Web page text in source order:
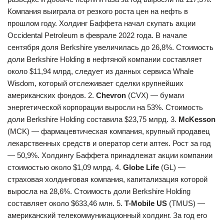
Компания выиграла от резкого роста цен на нефть в
прошлом году. Холдинг Баффета начал скупать акции
Occidental Petroleum в феврале 2022 года. В начале
сентября доля Berkshire увеличилась до 26,8%. Стоимость
доли Berkshire Holding в нефтяной компании составляет
около $11,94 млрд, следует из данных сервиса Whale
Wisdom, который отслеживает сделки крупнейших
американских фондов. 2. Chevron (CVX) — бумаги
энергетической корпорации выросли на 53%. Стоимость
доли Berkshire Holding составила $23,75 млрд. 3. McKesson
(MCK) — фармацевтическая компания, крупный продавец
лекарственных средств и оператор сети аптек. Рост за год
— 50,9%. Холдингу Баффета принадлежат акции компании
стоимостью около $1,09 млрд. 4. Globe Life (GL) —
страховая холдинговая компания, капитализация которой
выросла на 28,6%. Стоимость доли Berkshire Holding
составляет около $633,46 млн. 5. T-Mobile US (TMUS) —
американский телекоммуникационный холдинг. За год его